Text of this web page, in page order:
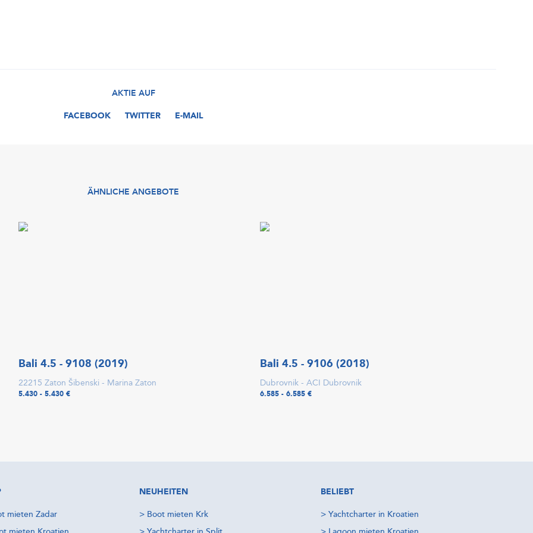
AKTIE AUF
FACEBOOK
TWITTER E-MAIL
ÄHNLICHE ANGEBOTE
Bali 4.5 - 9108 (2019)
22215 Zaton Šibenski - Marina Zaton
5.430 - 5.430 €
Bali 4.5 - 9106 (2018)
Dubrovnik - ACI Dubrovnik
6.585 - 6.585 €
mieten Zadar
NEUHEITEN
> Boot mieten Krk
BELIEBT
> Yachtcharter in Kroatien